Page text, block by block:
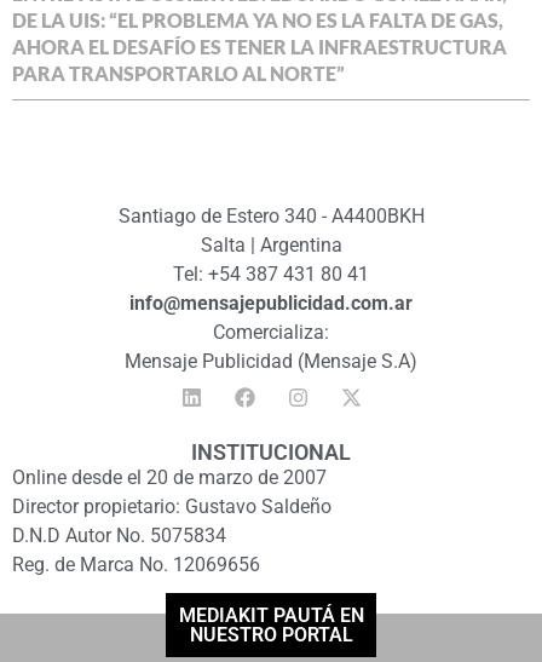
DE LA UIS: “EL PROBLEMA YA NO ES LA FALTA DE GAS,
AHORA EL DESAFÍO ES TENER LA INFRAESTRUCTURA
PARA TRANSPORTARLO AL NORTE”
Santiago de Estero 340 - A4400BKH
Salta | Argentina
Tel: +54 387 431 80 41
info@mensajepublicidad.com.ar
Comercializa:
Mensaje Publicidad (Mensaje S.A)
INSTITUCIONAL
Online desde el 20 de marzo de 2007
Director propietario: Gustavo Saldeño
D.N.D Autor No. 5075834
Reg. de Marca No. 12069656
MEDIAKIT PAUTÁ EN
NUESTRO PORTAL